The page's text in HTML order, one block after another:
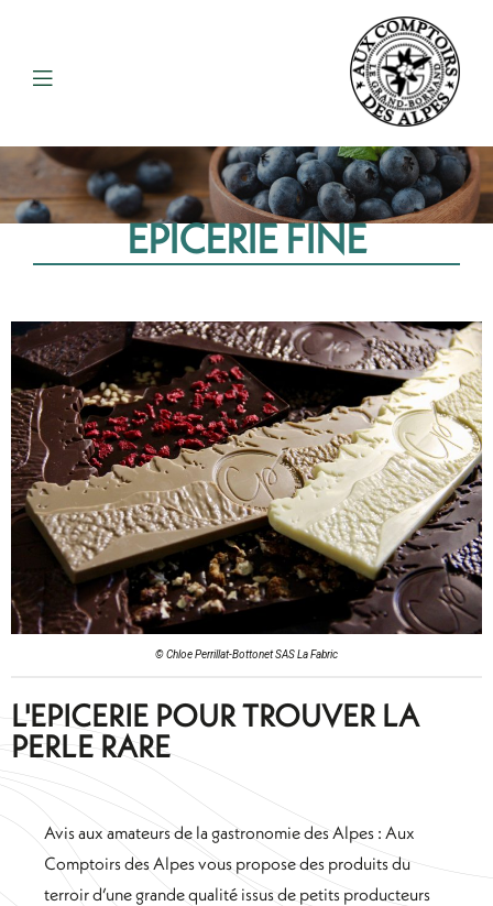
EPICERIE FINE
© Chloe Perrillat-Bottonet SAS La Fabric
L'EPICERIE POUR TROUVER LA
PERLE RARE
Avis aux amateurs de la gastronomie des Alpes : Aux
Comptoirs des Alpes vous propose des produits du
terroir d’une grande qualité issus de petits producteurs